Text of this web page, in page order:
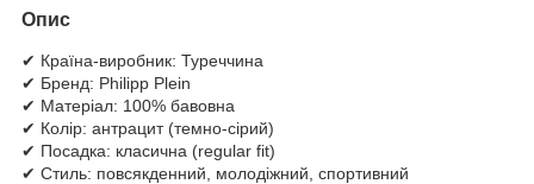
Опис
✔ Країна-виробник: Туреччина
✔ Бренд: Philipp Plein
✔ Матеріал: 100% бавовна
✔ Колір: антрацит (темно-сірий)
✔ Посадка: класична (regular fit)
✔ Стиль: повсякденний, молодіжний, спортивний